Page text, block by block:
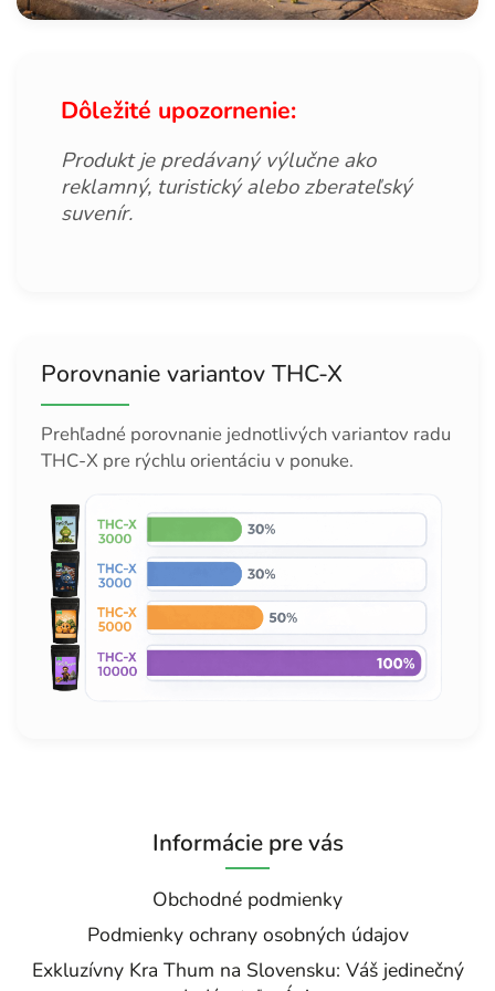
Dôležité upozornenie:
Produkt je predávaný výlučne ako
reklamný, turistický alebo zberateľský
suvenír.
Porovnanie variantov THC-X
Prehľadné porovnanie jednotlivých variantov radu
THC-X pre rýchlu orientáciu v ponuke.
Informácie pre vás
Obchodné podmienky
Podmienky ochrany osobných údajov
Exkluzívny Kra Thum na Slovensku: Váš jedinečný